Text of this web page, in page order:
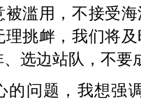
被滥用，不接受
理挑衅，我们将
选边站队，不要
的问题，我想强